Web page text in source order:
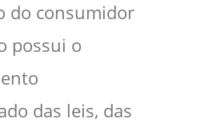
do consumidor
possui o
das leis, das